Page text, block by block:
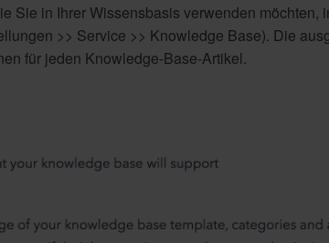
Sie in Ihrer Wissensbasis verwenden möchten,
>> Service >> Knowledge Base). Die
für jeden Knowledge-Base-Artikel.